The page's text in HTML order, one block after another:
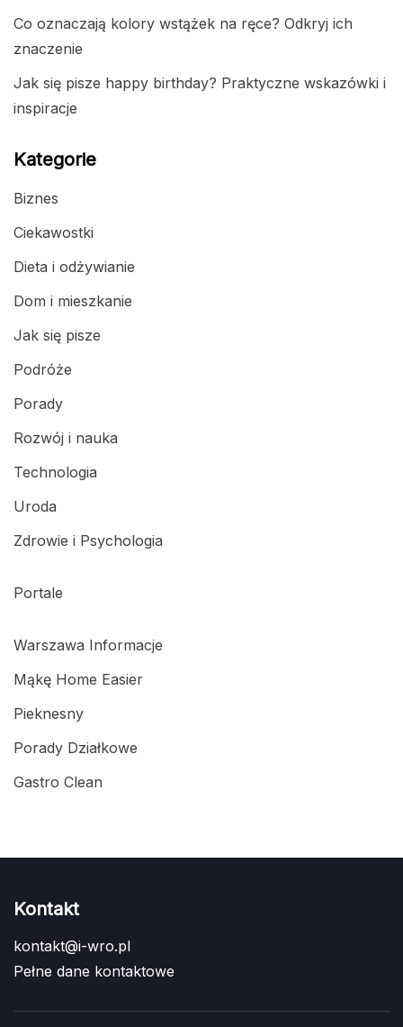
Co oznaczają kolory wstążek na ręce? Odkryj ich
znaczenie
Jak się pisze happy birthday? Praktyczne wskazówki i
inspiracje
Kategorie
Biznes
Ciekawostki
Dieta i odżywianie
Dom i mieszkanie
Jak się pisze
Podróże
Porady
Rozwój i nauka
Technologia
Uroda
Zdrowie i Psychologia
Portale
Warszawa Informacje
Mąkę Home Easier
Pieknesny
Porady Działkowe
Gastro Clean
Kontakt
kontakt@i-wro.pl
Pełne dane kontaktowe